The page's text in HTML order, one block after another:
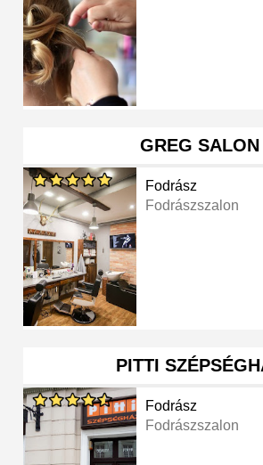
GREG SALON
Fodrász
Fodrászszalon
PITTI
Fodrász
Fodrászszalon